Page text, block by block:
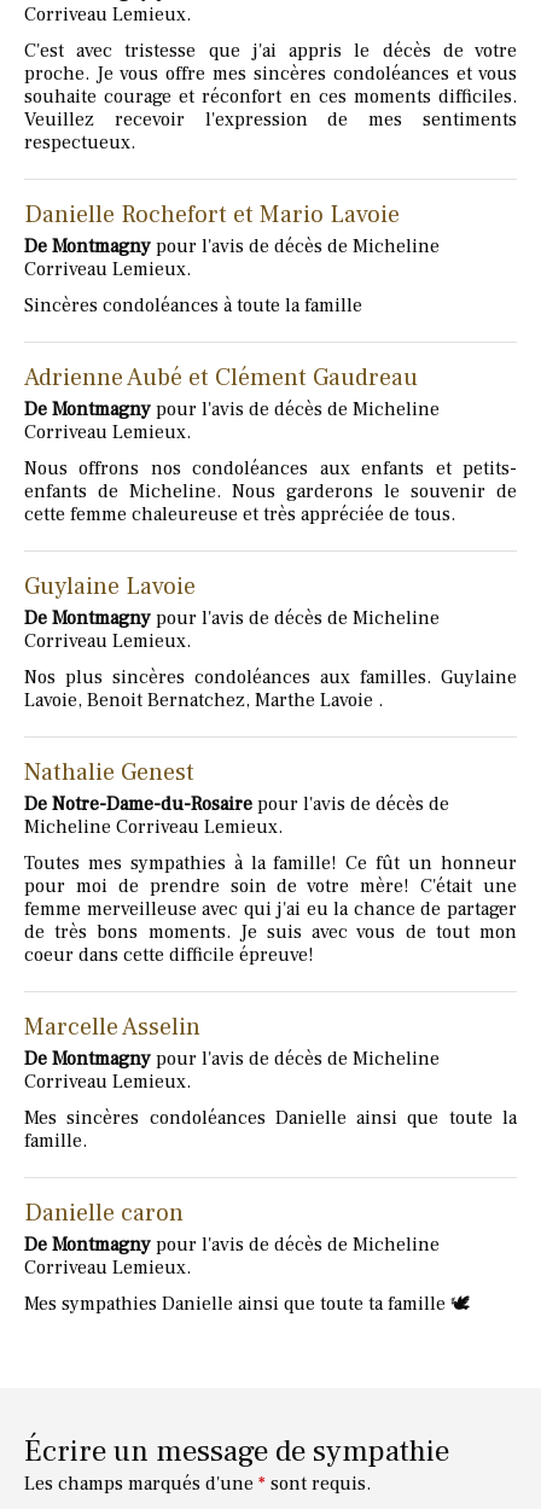
Corriveau Lemieux.
C'est avec tristesse que j'ai appris le décès de votre
proche. Je vous offre mes sincères condoléances et vous
souhaite courage et réconfort en ces moments difficiles.
Veuillez recevoir l'expression de mes sentiments
respectueux.
Danielle Rochefort et Mario Lavoie
De Montmagny pour l'avis de décès de Micheline
Corriveau Lemieux.
Sincères condoléances à toute la famille
Adrienne Aubé et Clément Gaudreau
De Montmagny pour l'avis de décès de Micheline
Corriveau Lemieux.
Nous offrons nos condoléances aux enfants et petits-
enfants de Micheline. Nous garderons le souvenir de
cette femme chaleureuse et très appréciée de tous.
Guylaine Lavoie
De Montmagny pour l'avis de décès de Micheline
Corriveau Lemieux.
Nos plus sincères condoléances aux familles. Guylaine
Lavoie, Benoit Bernatchez, Marthe Lavoie .
Nathalie Genest
De Notre-Dame-du-Rosaire pour l'avis de décès de
Micheline Corriveau Lemieux.
Toutes mes sympathies à la famille! Ce fût un honneur
pour moi de prendre soin de votre mère! C'était une
femme merveilleuse avec qui j'ai eu la chance de partager
de très bons moments. Je suis avec vous de tout mon
coeur dans cette difficile épreuve!
Marcelle Asselin
De Montmagny pour l'avis de décès de Micheline
Corriveau Lemieux.
Mes sincères condoléances Danielle ainsi que toute la
famille.
Danielle caron
De Montmagny pour l'avis de décès de Micheline
Corriveau Lemieux.
Mes sympathies Danielle ainsi que toute ta famille 🕊️
Écrire un message de sympathie
Les champs marqués d'une * sont requis.